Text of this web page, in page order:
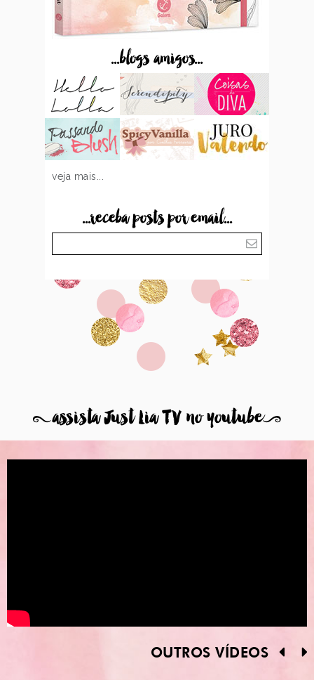
...blogs amigos...
veja mais...
...receba posts por email...
8assista Just Lia TV no youtube9
OUTROS VÍDEOS